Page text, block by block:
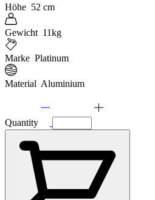
Höhe 52 cm
Gewicht 11kg
Marke Platinum
Material Aluminium
Quantity